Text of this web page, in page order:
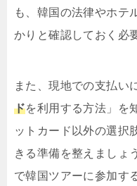
も、韓国の法律やホテ
かりと確認しておく必
また、現地での支払い
ドを利用する方法」を
ットカード以外の選択
きる準備を整えましょ
で韓国ツアーに参加す